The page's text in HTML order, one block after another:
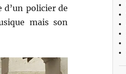
policier de
mais son